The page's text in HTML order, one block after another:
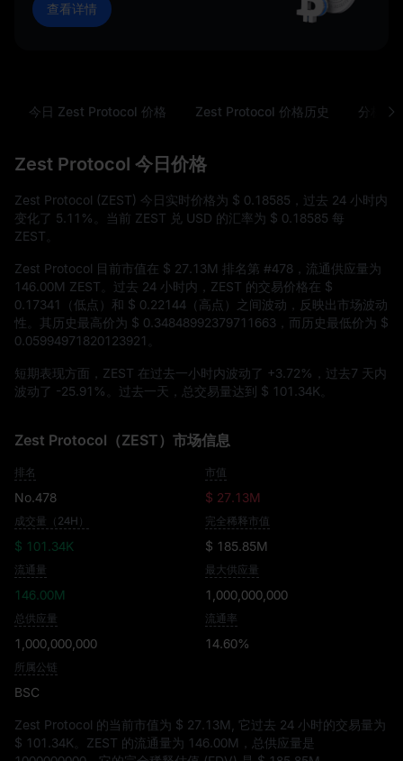
查看详情
今日 Zest Protocol 价格 Zest Protocol 价格历史 分析
Zest Protocol 今日价格
Zest Protocol (ZEST) 今日实时价格为 $ 0.18585 ，过去 24 小时内
变化了 5.11% 。当前 ZEST 兑 USD 的汇率为 $ 0.18585 每
ZEST。
Zest Protocol 目前市值在 $ 27.13M 排名第 #478 ，流通供应量为
146.00M ZEST 。过去 24 小时内，ZEST 的交易价格在 $
0.17341
（低点）和 $ 0.22144 （高点）之间波动，反映出市场波动
性。其历史最高价为 $ 0.34848992379711663 ，而历史最低价为 $
0.05994971820123921
短期表现方面，ZEST 在过去一小时内波动了 +3.72%
，过去7 天内
波动了 -25.91% 。过去一天，总交易量达到 $ 101.34K
Zest Protocol（ZEST）市场信息
排名
No.478
市值
$ 27.13M
成交量（24H）
$ 101.34K
完全稀释市值
$ 185.85M
流通量
146.00M
最大供应量
1,000,000,000
总供应量
1,000,000,000
流通率
14.60%
所属公链
BSC
Zest Protocol 的当前市值为 $ 27.13M
, 它过去 24 小时的交易量为
$ 101.34K 。ZEST 的流通量为 146.00M
，总供应量是